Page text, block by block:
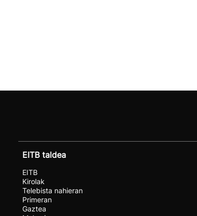
EITB taldea
EITB
Kirolak
Telebista nahieran
Primeran
Gaztea